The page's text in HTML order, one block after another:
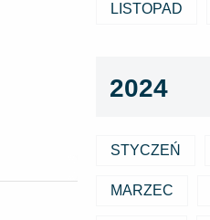
LISTOPAD
2024
STYCZEŃ
MARZEC